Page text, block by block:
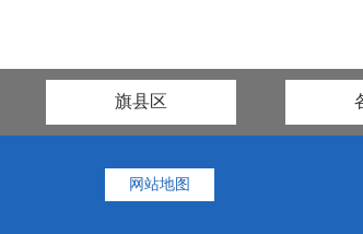
旗县区
网站地图